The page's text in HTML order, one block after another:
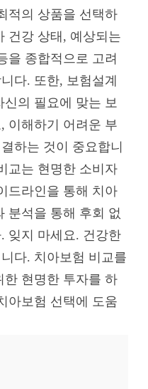
적의 상품을 선택하
건강 상태, 예상되는
을 종합적으로 고려
다. 또한, 보험설계
의 필요에 맞는 보
이해하기 어려운 부
하는 것이 중요합니
교는 현명한 소비자
드라인을 통해 치아
분석을 통해 후회 없
잊지 마세요. 건강한
다. 치아보험 비교를
한 현명한 투자를 하
아보험 선택에 도움